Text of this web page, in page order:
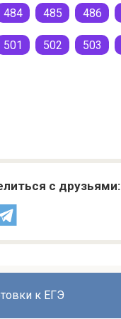
484 485 486
501 502 503
с друзьями:
к ЕГЭ